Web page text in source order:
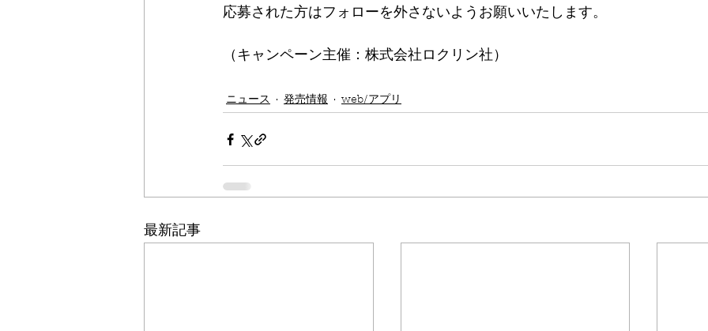
応募された方はフォローを外さないようお願いいたします。
（キャンペーン主催：株式会社ロクリン社）
ニュース 発売情報 web/アプリ
最新記事